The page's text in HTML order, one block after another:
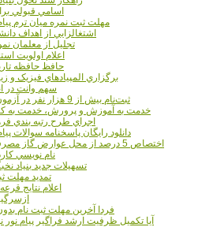
اسامي قبولي
مهلت ثبت نمره میان ترم پیام
اشتغالزايي از اهداف
تجليل از معلمان
اعلام اولويت استخدام
حافظ حافظه
برگزاري المپيادهاي فيزيک
سهم وانت در
ثبت‌نام بيش از 9 هزار نفر در آزمون کارداني فني و حرفه‌اي
خدمت به آموزش و پرورش، خدمت به
اجراي طرح رتبه بندي
دانلود رایگان پاسخنامه سوالات پیام
اختصاص 5 درصد از محل عوارض گاز مصرفي براي نوسازي مدارس
نام نويسي
تسهيلات جديد بنياد
تمديد مهلت
اعلام نتايج
فردا آخرین مهلت ثبت نام
آیا تکمیل ظرفیت ارشد فراگیر پیام